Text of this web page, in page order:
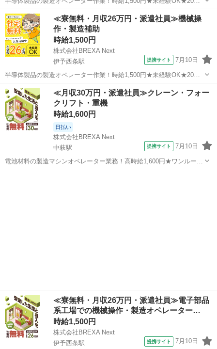
40代の男女活躍中◎お友達やカップルとの応募OK◎クリーンルーム作
業！空調完備で働きやすい★1食200円～格安食堂あり◎《愛媛県西条
市》 人気の工場のお...
愛媛 西条市 伊予西条駅 その他
≪寮無料・月収26万円・派遣社員≫機械操
作・製造補助
時給1,500円
株式会社BREXA Next
伊予西条駅
提携サイト 7月10日
半導体製品の製造オペレーター作業！時給1,500円★未経験OK★20～
40代の男女活躍中◎お友達やカップルとの応募OK◎クリーンルーム作
業！空調完備で働きやすい★1食200円～格安食堂あり◎《愛媛県西条
市》 人気の工場のお...
愛媛 西条市 伊予西条駅 その他
≪月収30万円・派遣社員≫クレーン・フォー
クリフト・重機
時給1,600円
日払い
株式会社BREXA Next
中萩駅
提携サイト 7月10日
電池材料の製造マシンオペレーター業務！高時給1,600円★ワンルーム
≪寮無料・月収26万円・派遣社員≫電子部品
系工場での機械操作・製造オペレーター…
時給1,500円
株式会社BREXA Next
伊予西条駅
提携サイト 7月10日